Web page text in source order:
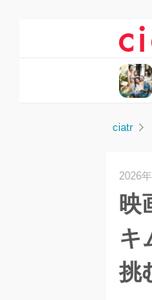
ciatr
2026
映
キ
挑